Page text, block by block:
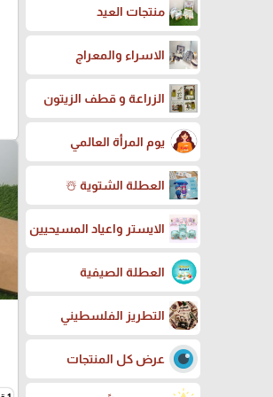
منتجات العيد
الاسراء والمعراج
الزراعة و قطف الزيتون
يوم المرأة العالمي
العطلة الشتوية ☃️
الايستر واعياد المسيحيين
العطلة الصيفية
التطريز الفلسطيني
عرض كل المنتجات